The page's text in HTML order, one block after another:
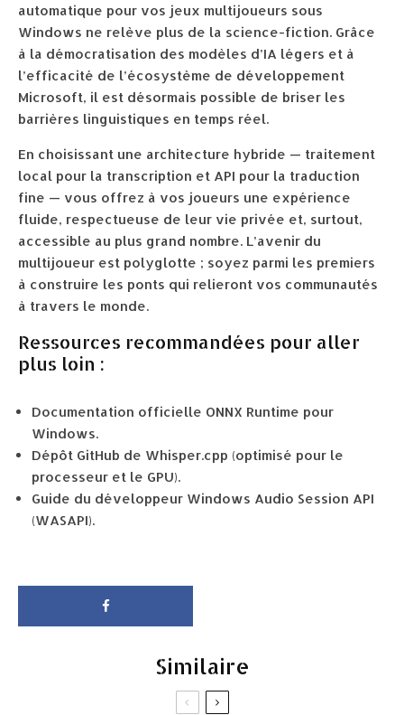
automatique pour vos jeux multijoueurs sous
Windows ne relève plus de la science-fiction. Grâce
à la démocratisation des modèles d’IA légers et à
l’efficacité de l’écosystème de développement
Microsoft, il est désormais possible de briser les
barrières linguistiques en temps réel.
En choisissant une architecture hybride — traitement
local pour la transcription et API pour la traduction
fine — vous offrez à vos joueurs une expérience
fluide, respectueuse de leur vie privée et, surtout,
accessible au plus grand nombre. L’avenir du
multijoueur est polyglotte ; soyez parmi les premiers
à construire les ponts qui relieront vos communautés
à travers le monde.
Ressources recommandées pour aller
plus loin :
Documentation officielle ONNX Runtime pour
Windows.
Dépôt GitHub de Whisper.cpp (optimisé pour le
processeur et le GPU).
Guide du développeur Windows Audio Session API
(WASAPI).
Similaire